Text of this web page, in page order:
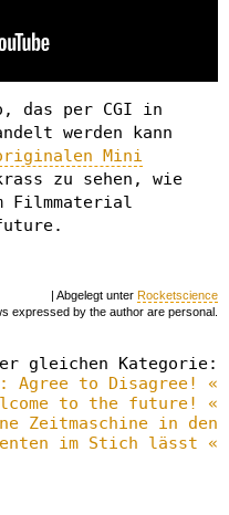
das per CGI in
werden kann
Mini
zu sehen, wie
Filmmaterial
| Abgelegt unter Rocketscience
expressed by the author are personal.
gleichen Kategorie:
Agree to Disagree! «
to the future! «
Zeitmaschine in den
im Stich lässt «